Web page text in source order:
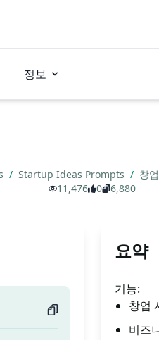
정보
/ Startup Ideas Prompts / 창
11,476
0 6,880
요약
기능:
창업
비즈